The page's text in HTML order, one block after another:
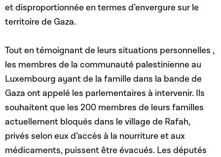
et disproportionnée en termes d’envergure sur le
territoire de Gaza.
Tout en témoignant de leurs situations personnelles ,
les membres de la communauté palestinienne au
Luxembourg ayant de la famille dans la bande de
Gaza ont appelé les parlementaires à intervenir. Ils
souhaitent que les 200 membres de leurs familles
actuellement bloqués dans le village de Rafah,
privés selon eux d’accès à la nourriture et aux
médicaments, puissent être évacués. Les députés